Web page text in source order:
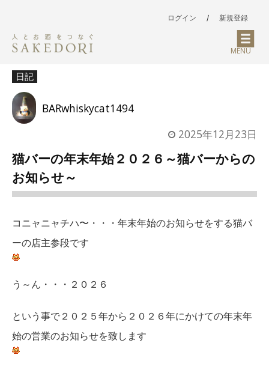
ログイン / 新規登録
MENU
日記
BARwhiskycat1494
2025年12月23日
猫バーの年末年始２０２６～猫バーからの
お知らせ～
コニャニャチハ〜・・・年末年始のお知らせをする猫バ
ーの店主参段です
う～ん・・・２０２６
という事で２０２５年から２０２６年にかけての年末年
始の営業のお知らせを致します